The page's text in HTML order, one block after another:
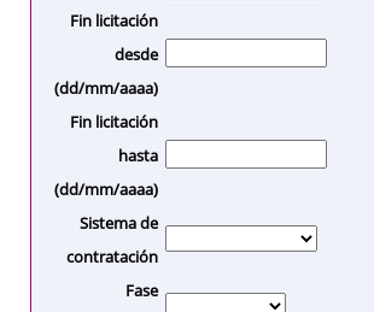
Fin licitación
desde
(dd/mm/aaaa)
Fin licitación
hasta
(dd/mm/aaaa)
Sistema de
contratación
Fase